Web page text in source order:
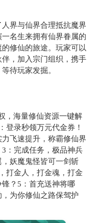
界与仙界合理抵抗魔界
名生来拥有仙界眷属的
修仙的旅途。玩家可以
，加入宗门组织，携手
待玩家发掘。
，海量修仙资源一键解
登录秒领万元代金券！
飞速提升，称霸修仙界
：完成任务，极品神兵
妖魔鬼怪皆可一剑斩
打金人，打金魂，打金
？​ 5：首充送神将哪
为你修仙之路保驾护